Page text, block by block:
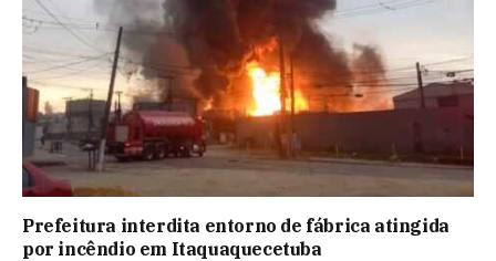
Prefeitura interdita entorno de fábrica atingida
por incêndio em Itaquaquecetuba